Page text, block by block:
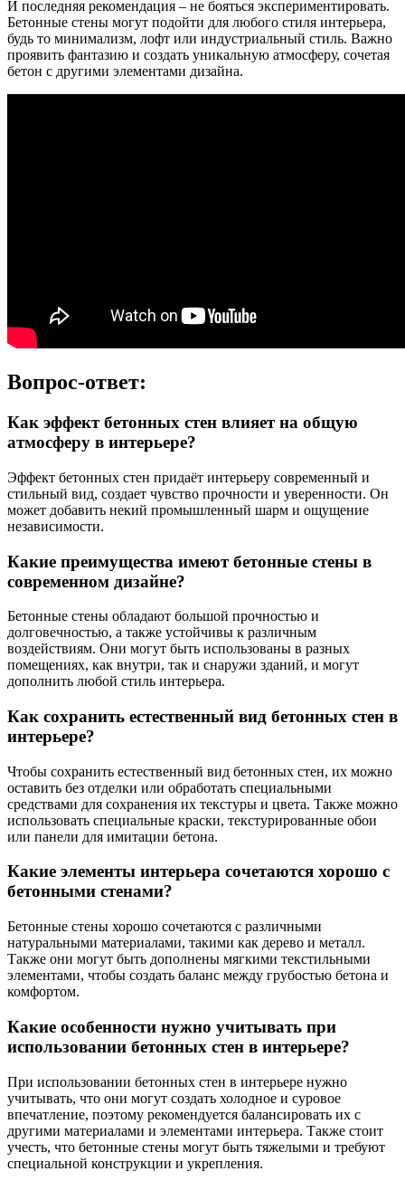
И последняя рекомендация – не бояться экспериментировать.
Бетонные стены могут подойти для любого стиля интерьера,
будь то минимализм, лофт или индустриальный стиль. Важно
проявить фантазию и создать уникальную атмосферу, сочетая
бетон с другими элементами дизайна.
Вопрос-ответ:
Как эффект бетонных стен влияет на общую
атмосферу в интерьере?
Эффект бетонных стен придаёт интерьеру современный и
стильный вид, создает чувство прочности и уверенности. Он
может добавить некий промышленный шарм и ощущение
независимости.
Какие преимущества имеют бетонные стены в
современном дизайне?
Бетонные стены обладают большой прочностью и
долговечностью, а также устойчивы к различным
воздействиям. Они могут быть использованы в разных
помещениях, как внутри, так и снаружи зданий, и могут
дополнить любой стиль интерьера.
Как сохранить естественный вид бетонных стен в
интерьере?
Чтобы сохранить естественный вид бетонных стен, их можно
оставить без отделки или обработать специальными
средствами для сохранения их текстуры и цвета. Также можно
использовать специальные краски, текстурированные обои
или панели для имитации бетона.
Какие элементы интерьера сочетаются хорошо с
бетонными стенами?
Бетонные стены хорошо сочетаются с различными
натуральными материалами, такими как дерево и металл.
Также они могут быть дополнены мягкими текстильными
элементами, чтобы создать баланс между грубостью бетона и
комфортом.
Какие особенности нужно учитывать при
использовании бетонных стен в интерьере?
При использовании бетонных стен в интерьере нужно
учитывать, что они могут создать холодное и суровое
впечатление, поэтому рекомендуется балансировать их с
другими материалами и элементами интерьера. Также стоит
учесть, что бетонные стены могут быть тяжелыми и требуют
специальной конструкции и укрепления.